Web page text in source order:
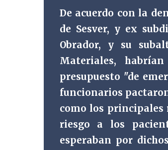
De acuerdo con la
de Sesver, y ex
Obrador, y su
Materiales,
presupuesto "de
funcionarios
como los principales
riesgo a los
esperaban por